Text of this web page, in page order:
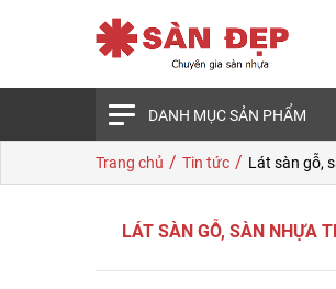
DANH MỤC SẢN PHẨM
Trang chủ / Tin tức / Lát sàn gỗ,
LÁT SÀN GỖ, SÀN NHỰA